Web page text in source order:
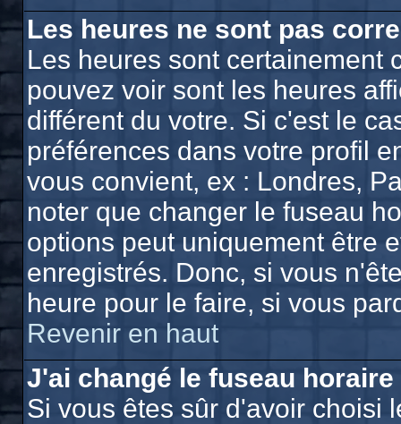
Les heures ne sont pas
Les heures sont certainement
pouvez voir sont les heures
différent du votre. Si c'est le
préférences dans votre profil
vous convient, ex : Londres,
noter que changer le fuseau
options peut uniquement être
enregistrés. Donc, si vous
heure pour le faire, si vous
Revenir en haut
J'ai changé le fuseau
Si vous êtes sûr d'avoir choisi